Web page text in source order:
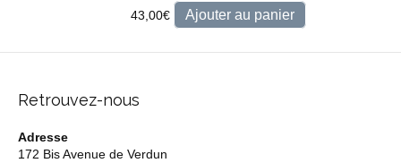
43,00€ Ajouter au panier
Retrouvez-nous
Adresse
172 Bis Avenue de Verdun